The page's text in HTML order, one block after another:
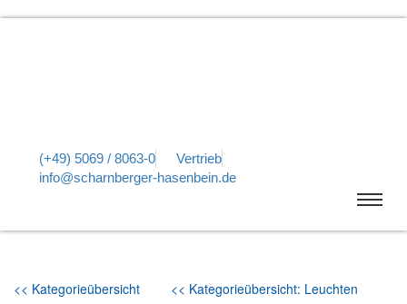
(+49) 5069 / 8063-0
Vertrieb
info@scharnberger-hasenbein.de
<< Kategorieübersicht << Kategorieübersicht: Leuchten